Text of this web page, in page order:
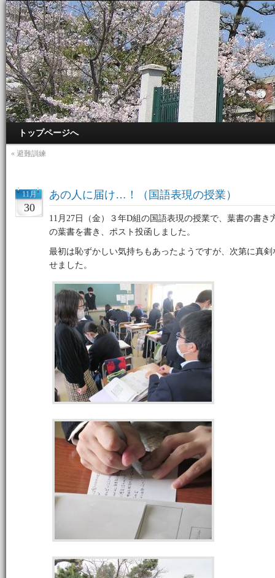
トップページへ
« 避難訓練
11月
30
あの人に届け…！（国語表現の授業）
11月27日（金）３年D組の国語表現の授業で、葉書の書
の葉書を書き、ポスト投函しました。
最初は恥ずかしい気持ちもあったようですが、次第に真
せました。